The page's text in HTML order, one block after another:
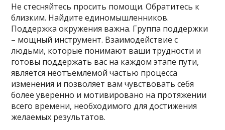
Не стесняйтесь просить помощи. Обратитесь к
близким. Найдите единомышленников.
Поддержка окружения важна. Группа поддержки
– мощный инструмент. Взаимодействие с
людьми, которые понимают ваши трудности и
готовы поддержать вас на каждом этапе пути,
является неотъемлемой частью процесса
изменения и позволяет вам чувствовать себя
более уверенно и мотивировано на протяжении
всего времени, необходимого для достижения
желаемых результатов.